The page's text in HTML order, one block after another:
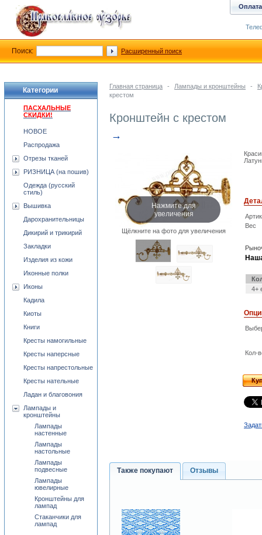
Главная страница - Лампады и кронштейны -
крестом
Кронштейн с крестом
→
Нажмите для
увеличения
Щёлкните на фото для увеличения
Вес
4+
Кол-
Также покупают Отзывы
Категории
ПАСХАЛЬНЫЕ
СКИДКИ!
НОВОЕ
Распродажа
Отрезы тканей
РИЗНИЦА (на пошив)
Одежда (русский
стиль)
Вышивка
Дарохранительницы
Дикирий и трикирий
Закладки
Изделия из кожи
Иконные полки
Иконы
Кадила
Киоты
Книги
Кресты намогильные
Кресты наперсные
Кресты напрестольные
Кресты нательные
Ладан и благовония
Лампады и
кронштейны
Лампады
настенные
Лампады
настольные
Лампады
подвесные
Лампады
ювелирные
Кронштейны для
лампад
Стаканчики для
лампад
Оплата
Поиск: Расширенный поиск